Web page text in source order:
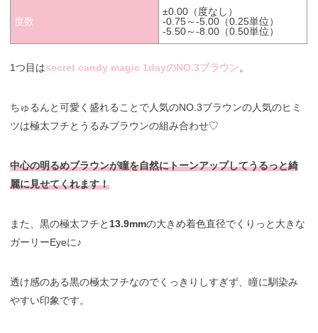
度数
±0.00（度なし）
-0.75～-5.00（0.25単位）
-5.50～-8.00（0.50単位）
1つ目はsecret candy magic 1dayのNO.3ブラウン。
ちゅるんと可愛く盛れることで人気のNO.3ブラウンの人気のヒミ
ツは極太フチとうるみブラウンの組み合わせ♡
中心の明るめブラウンが瞳を自然にトーンアップしてうるっと綺
麗に見せてくれます！
また、黒の極太フチと 13.9mmの大きめ着色直径でくりっと大きな
ガーリーEyeに♪
透け感のある黒の極太フチなのでくっきりしすぎず、瞳に馴染み
やすい印象です。